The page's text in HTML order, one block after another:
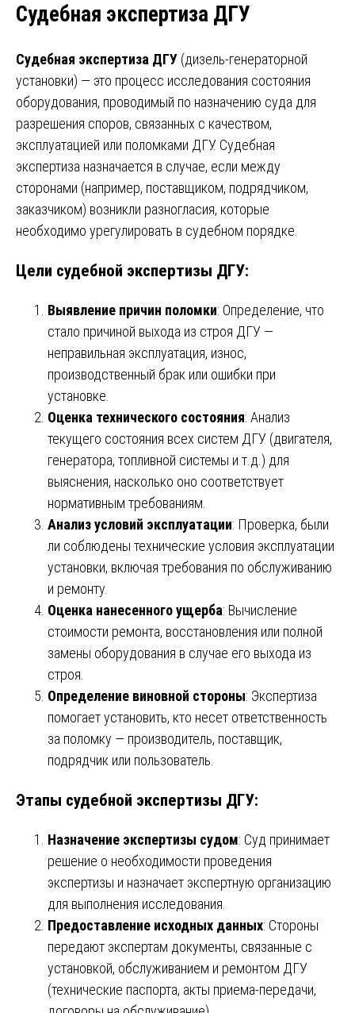
Судебная экспертиза ДГУ
Судебная экспертиза ДГУ (дизель-генераторной
установки) — это процесс исследования состояния
оборудования, проводимый по назначению суда для
разрешения споров, связанных с качеством,
эксплуатацией или поломками ДГУ. Судебная
экспертиза назначается в случае, если между
сторонами (например, поставщиком, подрядчиком,
заказчиком) возникли разногласия, которые
необходимо урегулировать в судебном порядке.
Цели судебной экспертизы ДГУ:
Выявление причин поломки: Определение, что
стало причиной выхода из строя ДГУ —
неправильная эксплуатация, износ,
производственный брак или ошибки при
установке.
Оценка технического состояния: Анализ
текущего состояния всех систем ДГУ (двигателя,
генератора, топливной системы и т.д.) для
выяснения, насколько оно соответствует
нормативным требованиям.
Анализ условий эксплуатации: Проверка, были
ли соблюдены технические условия эксплуатации
установки, включая требования по обслуживанию
и ремонту.
Оценка нанесенного ущерба: Вычисление
стоимости ремонта, восстановления или полной
замены оборудования в случае его выхода из
строя.
Определение виновной стороны: Экспертиза
помогает установить, кто несет ответственность
за поломку — производитель, поставщик,
подрядчик или пользователь.
Этапы судебной экспертизы ДГУ:
Назначение экспертизы судом: Суд принимает
решение о необходимости проведения
экспертизы и назначает экспертную организацию
для выполнения исследования.
Предоставление исходных данных: Стороны
передают экспертам документы, связанные с
установкой, обслуживанием и ремонтом ДГУ
(технические паспорта, акты приема-передачи,